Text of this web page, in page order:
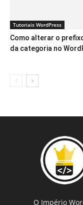
Tutoriais WordPress
Como alterar o
da categoria no
O Império